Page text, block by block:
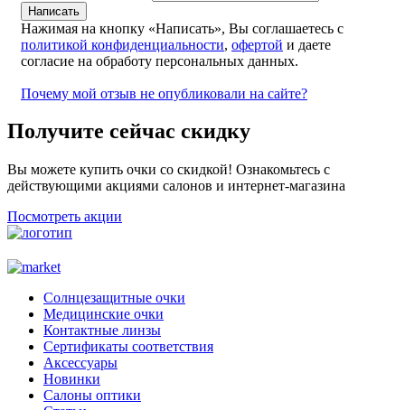
Нажимая на кнопку «Написать», Вы соглашаетесь с
политикой конфиденциальности, офертой и даете
согласие на обработу персональных данных.
Почему мой отзыв не опубликовали на сайте?
Получите сейчас скидку
Вы можете купить очки со скидкой! Ознакомьтесь с
действующими акциями салонов и интернет-магазина
Посмотреть акции
Солнцезащитные очки
Медицинские очки
Контактные линзы
Сертификаты соответствия
Аксессуары
Новинки
Салоны оптики